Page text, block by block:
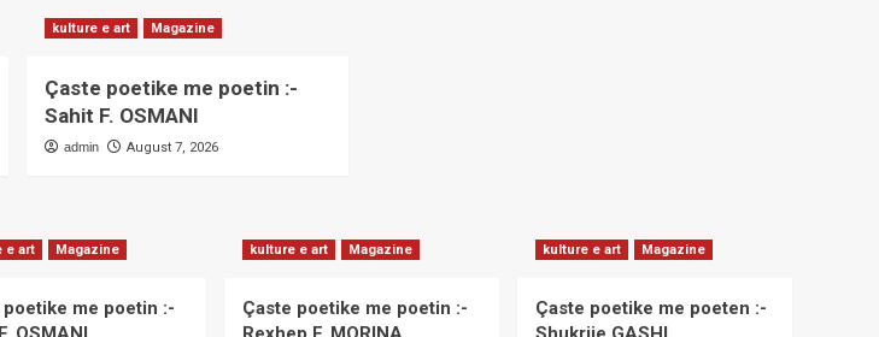
kulture e art Magazine
Çaste poetike me poetin :-
Sahit F. OSMANI
admin August 7, 2026
e art Magazine
poetike me poetin :-
kulture e art Magazine
Çaste poetike me poetin :-
kulture e art Magazine
Çaste poetike me poeten :-